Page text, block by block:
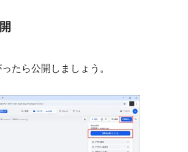
たら公開しましょう。